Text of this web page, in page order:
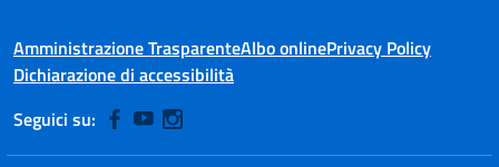
Amministrazione TrasparenteAlbo onlinePrivacy Policy
Dichiarazione di accessibilità
Seguici su: